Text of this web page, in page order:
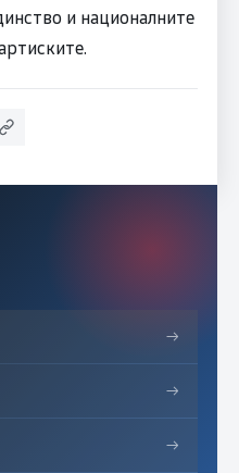
и националните
→
→
→